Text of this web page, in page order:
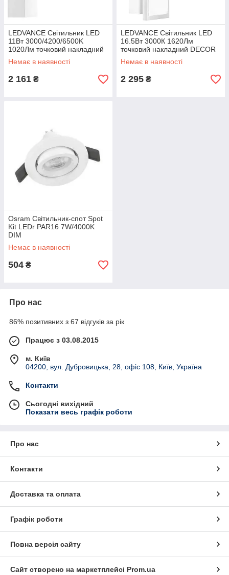
LEDVANCE Світильник LED
11Вт 3000/4200/6500K
1020Лм точковий накладний
DECOR SPOT SATURN білий
Немає в наявності
2 161 ₴
LEDVANCE Світильник LED
16.5Вт 3000К 1620Лм
точковий накладний DECOR
SPOT MARS білий
Немає в наявності
2 295 ₴
Osram Світильник-спот Spot
Kit LEDr PAR16 7W/4000K
DIM
Немає в наявності
504 ₴
Про нас
86% позитивних з 67 відгуків за рік
Працює з 03.08.2015
м. Київ
04200, вул. Дубровицька, 28, офіс 108, Київ, Україна
Контакти
Сьогодні вихідний
Показати весь графік роботи
Про нас
Контакти
Доставка та оплата
Графік роботи
Повна версія сайту
Сайт створено на маркетплейсі Prom.ua